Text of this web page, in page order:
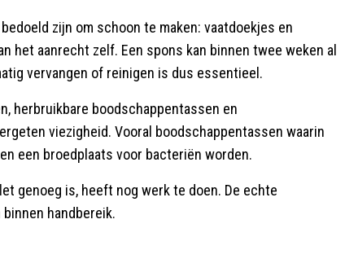
zijn om schoon te maken: vaatdoekjes en
het aanrecht zelf. Een spons kan binnen twee weken al
vervangen of reinigen is dus essentieel.
herbruikbare boodschappentassen en
viezigheid. Vooral boodschappentassen waarin
een broedplaats voor bacteriën worden.
genoeg is, heeft nog werk te doen. De echte
handbereik.